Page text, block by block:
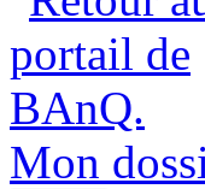
Mon